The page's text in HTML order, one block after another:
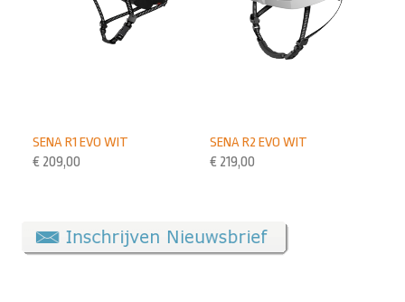
SENA R2 EVO WIT
€ 219,00
SENA R1 EVO WIT
€ 209,00